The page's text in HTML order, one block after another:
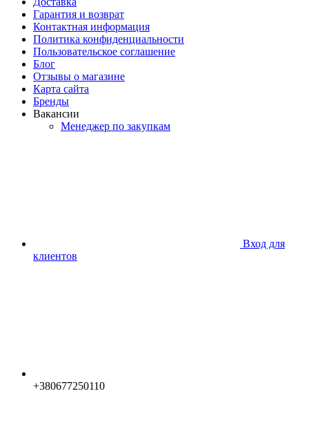
Гарантия и возврат
Контактная информация
Политика конфиденциальности
Пользовательское соглашение
Блог
Отзывы о магазине
Карта сайта
Бренды
Вакансии
Менеджер по закупкам
Вход для
клиентов
+380677250110